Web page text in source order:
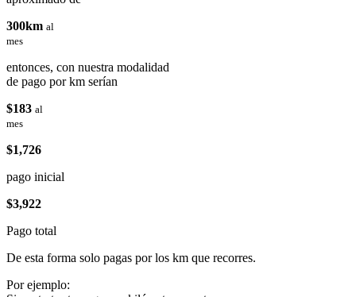
300km al
mes
entonces, con nuestra modalidad
de pago por km serían
$183 al
mes
$1,726
pago inicial
$3,922
Pago total
De esta forma solo pagas por los km que recorres.
Por ejemplo: